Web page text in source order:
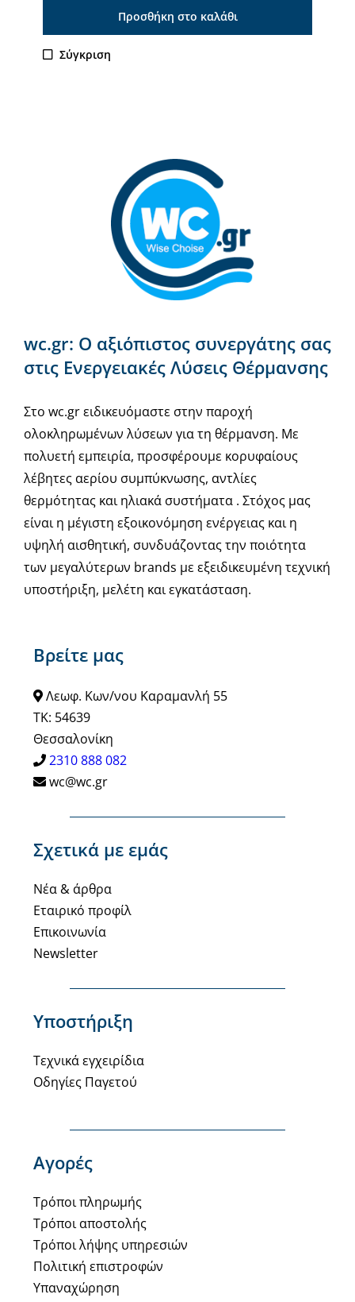
Προσθήκη στο καλάθι
Σύγκριση
Βρείτε μας
Λεωφ. Κων/νου Καραμανλή 55
ΤΚ: 54639
Θεσσαλονίκη
2310 888 082
wc@wc.gr
Σχετικά με εμάς
Νέα & άρθρα
Εταιρικό προφίλ
Επικοινωνία
Newsletter
Υποστήριξη
Τεχνικά εγχειρίδια
Οδηγίες Παγετού
Αγορές
Τρόποι πληρωμής
Τρόποι αποστολής
Τρόποι λήψης υπηρεσιών
Πολιτική επιστροφών
Υπαναχώρηση
wc.gr: Ο αξιόπιστος συνεργάτης σας
στις Ενεργειακές Λύσεις Θέρμανσης
Στο wc.gr ειδικευόμαστε στην παροχή
ολοκληρωμένων λύσεων για τη θέρμανση. Με
πολυετή εμπειρία, προσφέρουμε κορυφαίους
λέβητες αερίου συμπύκνωσης, αντλίες
θερμότητας και ηλιακά συστήματα . Στόχος μας
είναι η μέγιστη εξοικονόμηση ενέργειας και η
υψηλή αισθητική, συνδυάζοντας την ποιότητα
των μεγαλύτερων brands με εξειδικευμένη τεχνική
υποστήριξη, μελέτη και εγκατάσταση.